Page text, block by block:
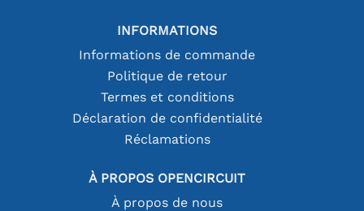
INFORMATIONS
Informations de commande
Politique de retour
Termes et conditions
Déclaration de confidentialité
Réclamations
À PROPOS OPENCIRCUIT
À propos de nous